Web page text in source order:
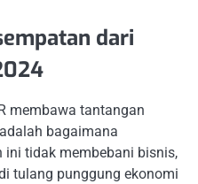
dari
membawa tantangan
bagaimana
tidak membebani bisnis,
tulang punggung ekonomi